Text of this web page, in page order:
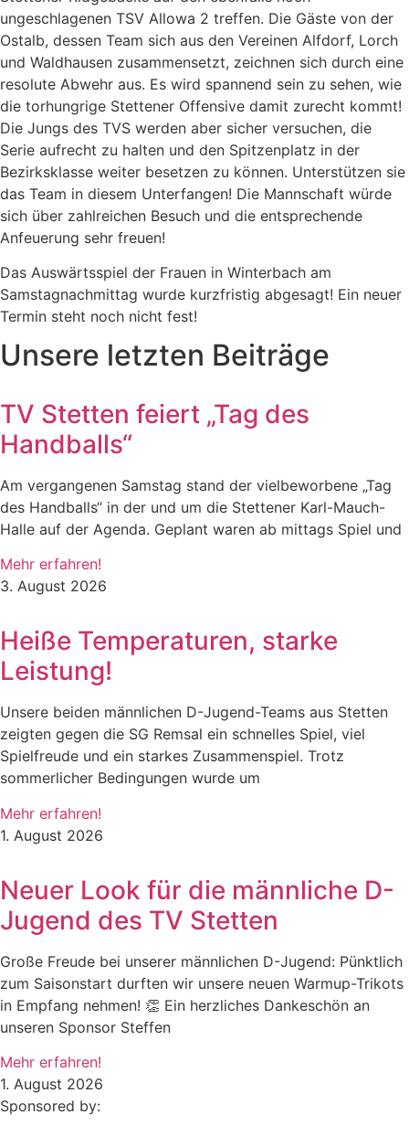
ungeschlagenen TSV Allowa 2 treffen. Die Gäste von der
Ostalb, dessen Team sich aus den Vereinen Alfdorf, Lorch
und Waldhausen zusammensetzt, zeichnen sich durch eine
resolute Abwehr aus. Es wird spannend sein zu sehen, wie
die torhungrige Stettener Offensive damit zurecht kommt!
Die Jungs des TVS werden aber sicher versuchen, die
Serie aufrecht zu halten und den Spitzenplatz in der
Bezirksklasse weiter besetzen zu können. Unterstützen sie
das Team in diesem Unterfangen! Die Mannschaft würde
sich über zahlreichen Besuch und die entsprechende
Anfeuerung sehr freuen!
Das Auswärtsspiel der Frauen in Winterbach am
Samstagnachmittag wurde kurzfristig abgesagt! Ein neuer
Termin steht noch nicht fest!
Unsere letzten Beiträge
TV Stetten feiert „Tag des
Handballs“
Am vergangenen Samstag stand der vielbeworbene „Tag
des Handballs“ in der und um die Stettener Karl-Mauch-
Halle auf der Agenda. Geplant waren ab mittags Spiel und
Mehr erfahren!
3. August 2026
Heiße Temperaturen, starke
Leistung!
Unsere beiden männlichen D-Jugend-Teams aus Stetten
zeigten gegen die SG Remsal ein schnelles Spiel, viel
Spielfreude und ein starkes Zusammenspiel. Trotz
sommerlicher Bedingungen wurde um
Mehr erfahren!
1. August 2026
Neuer Look für die männliche D-
Jugend des TV Stetten
Große Freude bei unserer männlichen D-Jugend: Pünktlich
zum Saisonstart durften wir unsere neuen Warmup-Trikots
in Empfang nehmen! 👏 Ein herzliches Dankeschön an
unseren Sponsor Steffen
Mehr erfahren!
1. August 2026
Sponsored by: